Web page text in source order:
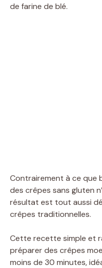
de farine de blé.
Contrairement à ce que
des crêpes sans gluten
résultat est tout aussi
crêpes traditionnelles.
Cette recette simple et
préparer des crêpes
moins de 30 minutes,